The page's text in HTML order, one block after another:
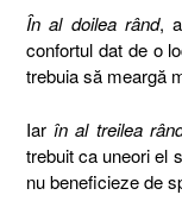
În al doilea rând,
confortul dat de o
trebuia să meargă
Iar în al treilea
trebuit ca uneori el
nu beneficieze de